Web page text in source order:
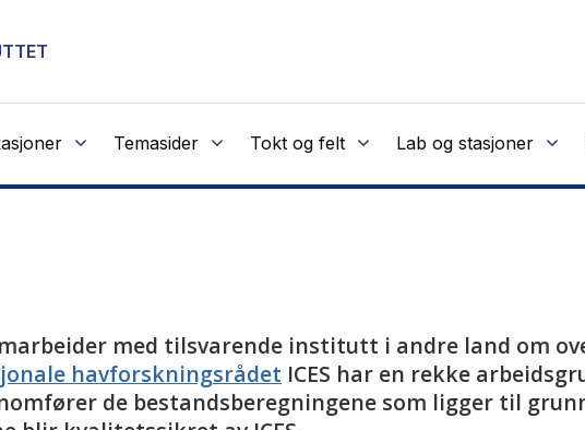
Temasider Tokt og felt Lab og stasjoner
med tilsvarende institutt i andre land om
havforskningsrådet ICES har en rekke
de bestandsberegningene som ligger til